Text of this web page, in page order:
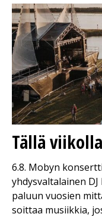
Tällä
6.8. Mobyn
yhdysvaltalainen
paluun vuosien
soittaa musiikkia,